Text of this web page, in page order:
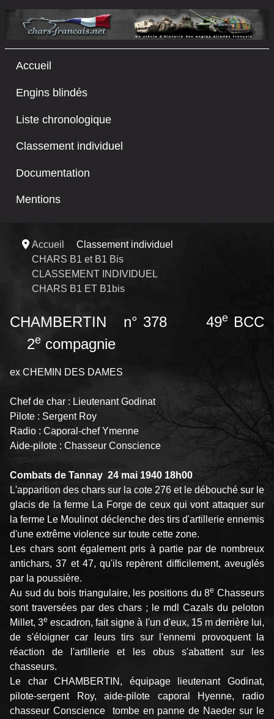
Accueil
Engins blindés
Liste chronologique
Classement individuel
Documentation
Mentions
Accueil
Classement individuel
CHARS B1 et B1 Bis
CLASSEMENT INDIVIDUEL
CHARS B1 ET B1bis
CHAMBERTIN n° 378 49eBCC
2e compagnie
ex CHEMIN DES DAMES
Chef de char : Lieutenant Godinat
Pilote : Sergent Roy
Radio : Caporal-chef Ymenne
Aide-pilote : Chasseur Conscience
Combats de Tannay 24 mai 1940 18h00
L'apparition des chars sur la cote 276 et le débouché sur le
glacis de la ferme La Forge de ceux qui vont attaquer sur
la ferme Le Moulinot déclenche des tirs d'artillerie ennemis
d'une extrême violence sur toute cette zone.
Les chars sont également pris à partie par de nombreux
antichars, 37 et 47, qu'ils repèrent difficilement, aveuglés
par la poussière.
Au sud du bois triangulaire, les positions du 8e Chasseurs
sont traversées par des chars ; le mdl Cazals du peloton
Millet, 3e escadron, fait signe à l'un d'eux, 15 m derrière lui,
de s'éloigner car leurs tirs sur l'ennemi provoquent la
réaction de l'artillerie et les obus s'abattent sur les
chasseurs.
Le char CHAMBERTIN, équipage lieutenant Godinat,
pilote-sergent Roy, aide-pilote caporal Hyenne, radio
chasseur Conscience tombe en panne de Naeder sur le